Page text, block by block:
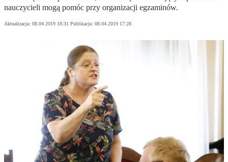
nauczycieli mogą pomóc przy organizacji egzaminów.
Aktualizacja: 08.04.2019 18:31 Publikacja: 08.04.2019 17:28